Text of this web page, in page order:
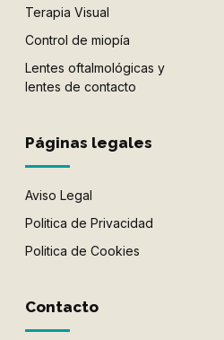
Terapia Visual
Control de miopía
Lentes oftalmológicas y
lentes de contacto
Páginas legales
Aviso Legal
Politica de Privacidad
Politica de Cookies
Contacto